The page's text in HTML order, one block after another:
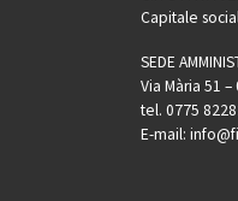
Capitale
SEDE
Via Mària 51
tel. 0775
E-mail: